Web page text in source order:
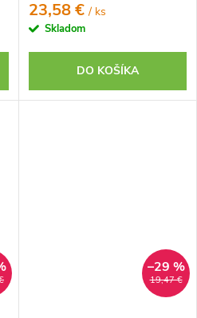
23,58 €/ ks
Skladom
DO KOŠÍKA
19,47 €
–29 %